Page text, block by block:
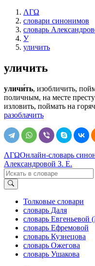
ΛΓΩ
словари синонимов
словарь
У
уличить
уличить
уличи́ть, изобличить,
поличным, на месте
изловить, поймать на
разоблачить
ΛΓΩОнлайн-словарь
Александровой З. Е.
Толковые словари
словарь Даля
словарь
словарь Ефремовой
словарь Кузнецова
словарь Ожегова
словарь Ушакова